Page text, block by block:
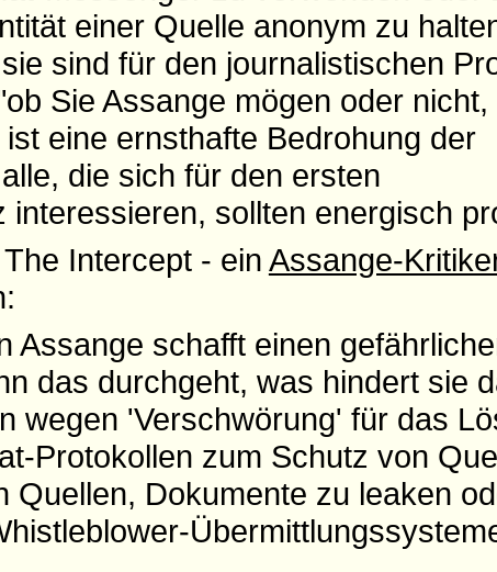
einer Quelle anonym zu
sind für den journalistischen
Sie Assange mögen oder nicht,
eine ernsthafte Bedrohung der
die sich für den ersten
interessieren, sollten energisch
Intercept - ein Assange-
Assange schafft einen
das durchgeht, was hindert sie
wegen 'Verschwörung' für das
Protokollen zum Schutz von
Quellen, Dokumente zu leaken